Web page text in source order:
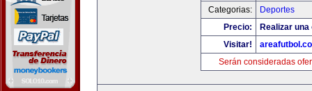
Categorias:
Deportes
Precio:
Realizar
Visitar!
Serán consideradas